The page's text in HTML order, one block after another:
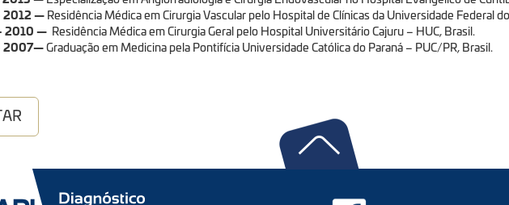
2012 — Residência Médica em Cirurgia Vascular pelo Hospital de Clínicas da Universidade Federal
2010 — Residência Médica em Cirurgia Geral pelo Hospital Universitário Cajuru – HUC, Brasil.
2007— Graduação em Medicina pela Pontifícia Universidade Católica do Paraná – PUC/PR, Brasil.